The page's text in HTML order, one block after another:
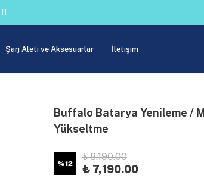
Şarj Aleti ve Aksesuarlar İletişim
Buffalo Batarya Yenileme /
Yükseltme
%12
₺ 8,190.00
₺ 7,190.00